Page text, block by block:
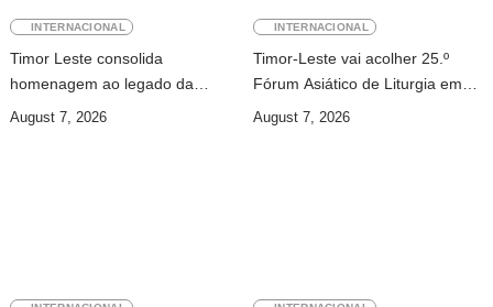
INTERNACIONAL
Timor Leste consolida
homenagem ao legado da
INTERFET com avanço de
August 7, 2026
INTERNACIONAL
Timor-Leste vai acolher 25.º
Fórum Asiático de Liturgia em
setembro
August 7, 2026